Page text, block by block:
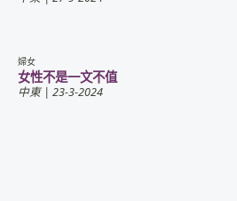
婦女
女性不是一文不值
中東| 23-3-2024